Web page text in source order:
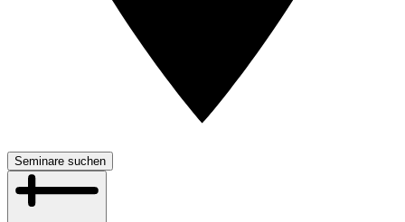
Seminare suchen